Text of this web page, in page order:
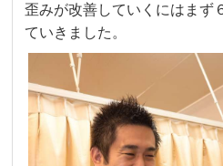
歪みが改善していくにはまず
ていきました。